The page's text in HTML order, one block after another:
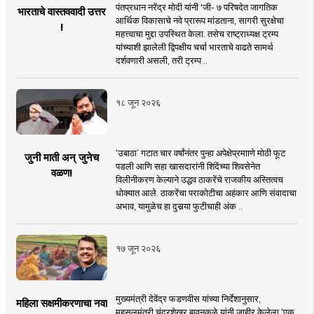
भारताचे वास्तववादी उत्तर
!
पंतप्रधान नरेंद्र मोदी यांनी 'जी- ७ परिषदेत जागतिक
आर्थिक विकासाचे नवे प्रारूप मांडताना, सागरी सुरक्षेचा
महत्त्वाचा मुद्दा उपस्थित केला. तसेच राष्ट्राध्यक्ष ट्रम्प
यांच्याशी झालेली द्विपक्षीय चर्चा भारताचे वाढते सामर्थ
दर्शवणारी असली, तरी ट्रम्प ..
१८ जून २०२६
जुनी माती अन् जुनेच
वळण!
‘उबाठा’ गटात चार वर्षांनंतर पुन्हा अपेक्षेप्रमााणे मोठी फूट
पडली आणि सहा खासदारांनी शिंदेंच्या शिवसेनेत
विलीनीकरण केल्याने उद्धव ठाकरेंचे राजकीय अस्तित्वच
धोक्यात आले. ठाकरेंचा पराकोटीचा अहंकार आणि संवादाचा
अभाव, यामुळेच हा दुसर्‍या फुटीचाही अंक ..
१७ जून २०२६
महिला सक्षमीकरणाचा नवा
मुख्यमंत्री देवेंद्र फडणवीस यांच्या निर्देशानुसार,